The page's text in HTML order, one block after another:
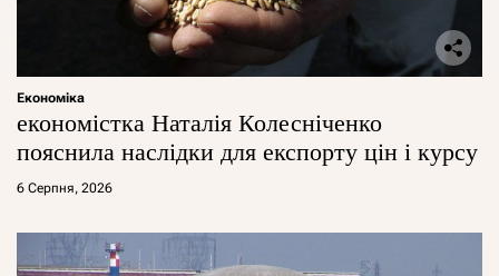
Економіка
економістка Наталія Колесніченко
пояснила наслідки для експорту цін і курсу
6 Серпня, 2026